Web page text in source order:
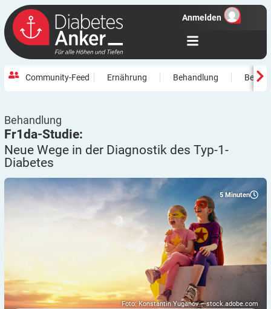
Anmelden
Community-Feed Ernährung Behandlung
Behandlung
Fr1da-Studie:
Neue Wege in der Diagnostik des Typ-1-
Diabetes
5 Minuten
Foto: Konstantin Yuganov – stock.adobe.com